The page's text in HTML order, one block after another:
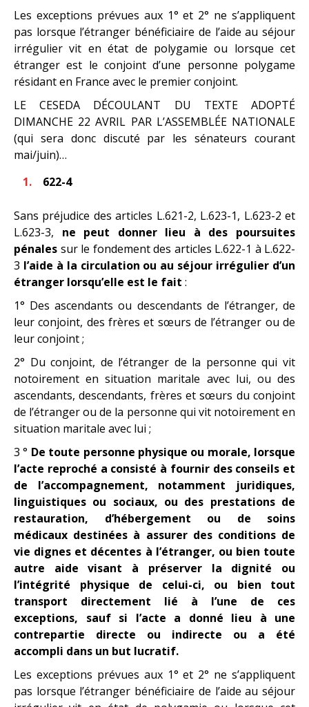
Les exceptions prévues aux 1° et 2° ne s’appliquent
pas lorsque l’étranger bénéficiaire de l’aide au séjour
irrégulier vit en état de polygamie ou lorsque cet
étranger est le conjoint d’une personne polygame
résidant en France avec le premier conjoint.
LE CESEDA DÉCOULANT DU TEXTE ADOPTÉ
DIMANCHE 22 AVRIL PAR L’ASSEMBLÉE NATIONALE
(qui sera donc discuté par les sénateurs courant
mai/juin)…
622-4
Sans préjudice des articles L.621-2, L.623-1, L.623-2 et
L.623-3, ne peut donner lieu à des poursuites
pénales sur le fondement des articles L.622-1 à L.622-
3 l’aide à la circulation ou au séjour irrégulier d’un
étranger lorsqu’elle est le fait :
1° Des ascendants ou descendants de l’étranger, de
leur conjoint, des frères et sœurs de l’étranger ou de
leur conjoint ;
2° Du conjoint, de l’étranger de la personne qui vit
notoirement en situation maritale avec lui, ou des
ascendants, descendants, frères et sœurs du conjoint
de l’étranger ou de la personne qui vit notoirement en
situation maritale avec lui ;
3 ° De toute personne physique ou morale, lorsque
l’acte reproché a consisté à fournir des conseils et
de l’accompagnement, notamment juridiques,
linguistiques ou sociaux, ou des prestations de
restauration, d’hébergement ou de soins
médicaux destinées à assurer des conditions de
vie dignes et décentes à l’étranger, ou bien toute
autre aide visant à préserver la dignité ou
l’intégrité physique de celui-ci, ou bien tout
transport directement lié à l’une de ces
exceptions, sauf si l’acte a donné lieu à une
contrepartie directe ou indirecte ou a été
accompli dans un but lucratif.
Les exceptions prévues aux 1° et 2° ne s’appliquent
pas lorsque l’étranger bénéficiaire de l’aide au séjour